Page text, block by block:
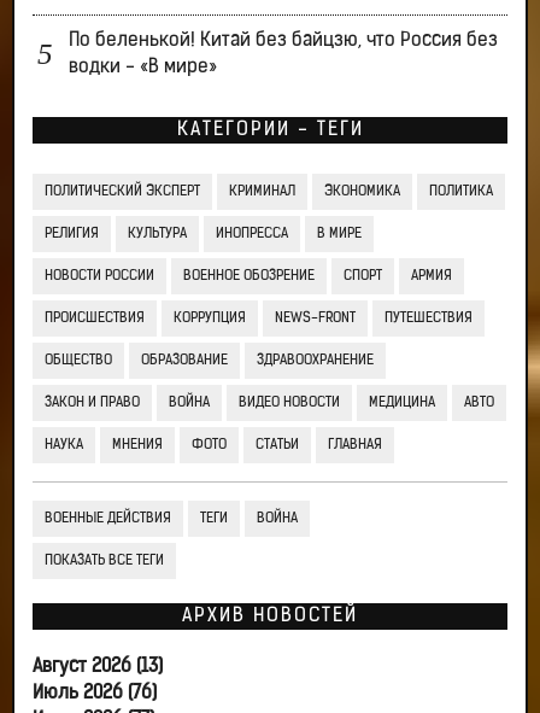
По беленькой! Китай без байцзю, что Россия без
водки - «В мире»
КАТЕГОРИИ - ТЕГИ
ПОЛИТИЧЕСКИЙ ЭКСПЕРТ КРИМИНАЛ ЭКОНОМИКА ПОЛИТИКА
РЕЛИГИЯ КУЛЬТУРА ИНОПРЕССА В МИРЕ
НОВОСТИ РОССИИ ВОЕННОЕ ОБОЗРЕНИЕ СПОРТ АРМИЯ
ПРОИСШЕСТВИЯ КОРРУПЦИЯ NEWS-FRONT ПУТЕШЕСТВИЯ
ОБЩЕСТВО ОБРАЗОВАНИЕ ЗДРАВООХРАНЕНИЕ
ЗАКОН И ПРАВО ВОЙНА ВИДЕО НОВОСТИ МЕДИЦИНА АВТО
НАУКА МНЕНИЯ ФОТО СТАТЬИ ГЛАВНАЯ
ВОЕННЫЕ ДЕЙСТВИЯ ТЕГИ ВОЙНА
ПОКАЗАТЬ ВСЕ ТЕГИ
АРХИВ НОВОСТЕЙ
Август 2026 (13)
Июль 2026 (76)